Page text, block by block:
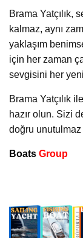
Brama Yatçılık,
kalmaz, aynı
yaklaşım
için her zaman
sevgisini her
Brama Yatçılık
hazır olun. Sizi
doğru
Boats Group